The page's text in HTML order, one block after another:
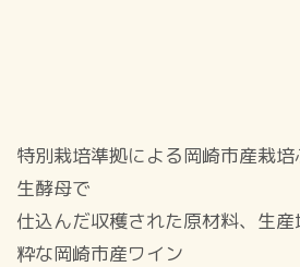
特別栽培準拠による岡崎市産栽
生酵母で
仕込んだ収穫された原材料、生
粋な岡崎市産ワイン